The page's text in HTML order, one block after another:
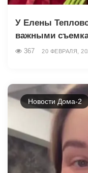
У Елены
важными
367 20 ФЕВРАЛЯ,
Новости Дома-2